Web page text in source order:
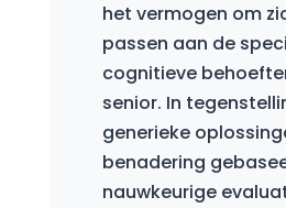
het vermogen om
passen aan de
cognitieve
senior. In
generieke
benadering
nauwkeurige